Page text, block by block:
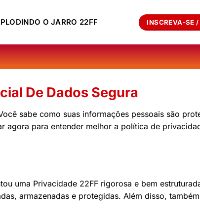
O JARRO 22FF INSCREVA-SE
De Dados Segura
sabe como suas informações pessoais são
agora para entender melhor a política de
uma Privacidade 22FF rigorosa e bem
armazenadas e protegidas. Além disso,